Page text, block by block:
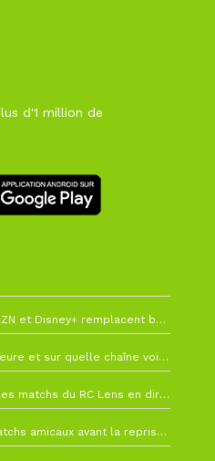
d'1 million de
La Liga change de diffuseur : DAZN et Disney+ remplacent beIN Sports !
RC Lens – Villarreal : à quelle heure et sur quelle chaîne voir la finale de la Como Cup ?
Como Cup : comment regarder les matchs du RC Lens en direct ?
Ligue 1+ diffusera plus de 30 matchs amicaux avant la reprise de la Ligue 1